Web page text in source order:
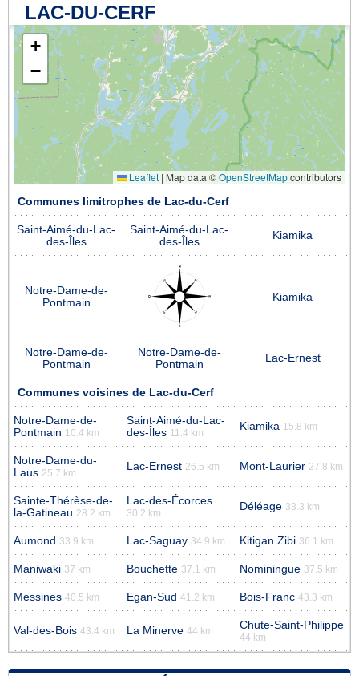
LAC-DU-CERF
+
−
Leaflet | Map data ©OpenStreetMapcontributors
Communes limitrophes de Lac-du-Cerf
Saint-Aimé-du-Lac-
des-Îles
Saint-Aimé-du-Lac-
des-Îles
Kiamika
Notre-Dame-de-
Pontmain
Kiamika
Notre-Dame-de-
Pontmain
Notre-Dame-de-
Pontmain
Lac-Ernest
Communes voisines de Lac-du-Cerf
Notre-Dame-de-
Pontmain 10.4 km
Saint-Aimé-du-Lac-
des-Îles 11.4 km
Kiamika 15.8 km
Notre-Dame-du-
Laus 25.7 km
Lac-Ernest 26.5 km Mont-Laurier 27.8 km
Sainte-Thérèse-de-
la-Gatineau 28.2 km
Lac-des-Écorces
30.2 km
Déléage 33.3 km
Aumond 33.9 km Lac-Saguay 34.9 km Kitigan Zibi 36.1 km
Maniwaki 37 km Bouchette 37.1 km Nominingue 37.5 km
Messines 40.5 km Egan-Sud 41.2 km Bois-Franc 43.3 km
Val-des-Bois 43.4 km La Minerve 44 km Chute-Saint-Philippe
44 km